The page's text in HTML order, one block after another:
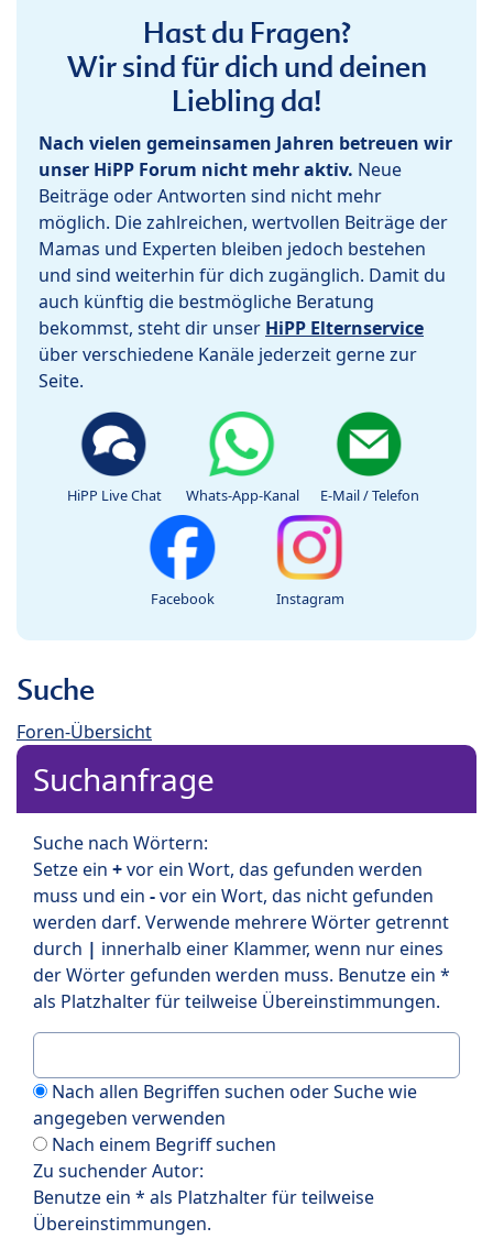
Hast du Fragen?
Wir sind für dich und deinen
Liebling da!
Nach vielen gemeinsamen Jahren betreuen wir
unser HiPP Forum nicht mehr aktiv. Neue
Beiträge oder Antworten sind nicht mehr
möglich. Die zahlreichen, wertvollen Beiträge der
Mamas und Experten bleiben jedoch bestehen
und sind weiterhin für dich zugänglich. Damit du
auch künftig die bestmögliche Beratung
bekommst, steht dir unser HiPP Elternservice
über verschiedene Kanäle jederzeit gerne zur
Seite.
HiPP Live Chat Whats-App-Kanal E-Mail / Telefon
Facebook Instagram
Suche
Foren-Übersicht
Suchanfrage
Suche nach Wörtern:
Setze ein +vor ein Wort, das gefunden werden
muss und ein -vor ein Wort, das nicht gefunden
werden darf. Verwende mehrere Wörter getrennt
durch | innerhalb einer Klammer, wenn nur eines
der Wörter gefunden werden muss. Benutze ein *
als Platzhalter für teilweise Übereinstimmungen.
Nach allen Begriffen suchen oder Suche wie
angegeben verwenden
Nach einem Begriff suchen
Zu suchender Autor:
Benutze ein * als Platzhalter für teilweise
Übereinstimmungen.